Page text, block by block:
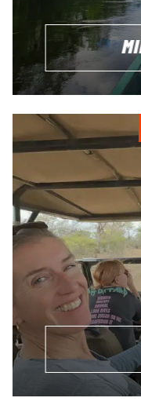
mentalt och praktiskt.
BUGET
Tillsammans ser vi
tillräckligt med pengar
och eventuella avgifter
hjälper vi dig att
äventyr.
REFLEKTION
Efter du har
dig tid att reflektera
du har bidragit till
VAD KRÄVS
UTOMLANDS?
Volontärprojekten
statliga organisationer
öppet sinne, är
volontär finns det